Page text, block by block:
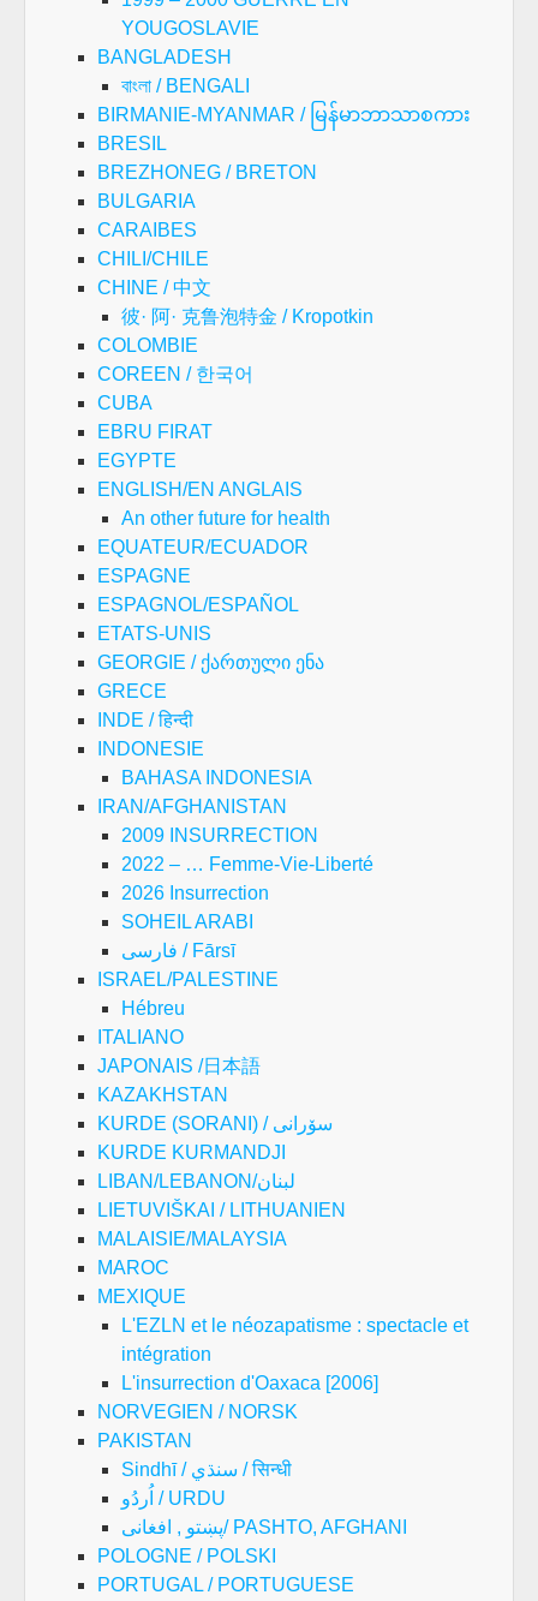
YOUGOSLAVIE
BANGLADESH
বাংলা / BENGALI
BIRMANIE-MYANMAR / မြန်မာဘာသာစကား
BRESIL
BREZHONEG / BRETON
BULGARIA
CARAIBES
CHILI/CHILE
CHINE / 中文
彼· 阿· 克鲁泡特金 / Kropotkin
COLOMBIE
COREEN / 한국어
CUBA
EBRU FIRAT
EGYPTE
ENGLISH/EN ANGLAIS
An other future for health
EQUATEUR/ECUADOR
ESPAGNE
ESPAGNOL/ESPAÑOL
ETATS-UNIS
GEORGIE / ქართული ენა
GRECE
INDE / हिन्दी
INDONESIE
BAHASA INDONESIA
IRAN/AFGHANISTAN
2009 INSURRECTION
2022 – … Femme-Vie-Liberté
2026 Insurrection
SOHEIL ARABI
فارسی / Fārsī
ISRAEL/PALESTINE
Hébreu
ITALIANO
JAPONAIS /日本語
KAZAKHSTAN
KURDE (SORANI) / سۆرانی
KURDE KURMANDJI
LIBAN/LEBANON/لبنان
LIETUVIŠKAI / LITHUANIEN
MALAISIE/MALAYSIA
MAROC
MEXIQUE
L'EZLN et le néozapatisme : spectacle et
intégration
L'insurrection d'Oaxaca [2006]
NORVEGIEN / NORSK
PAKISTAN
Sindhī / سنڌي / सिन्धी
اُردُو / URDU
پښتو , افغانی/ PASHTO, AFGHANI
POLOGNE / POLSKI
PORTUGAL / PORTUGUESE